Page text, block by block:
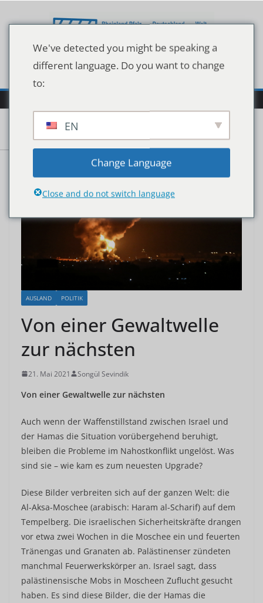
Inhalt
AUSLAND POLITIK
Von einer Gewaltwelle
zur nächsten
21. Mai 2021 Songül Sevindik
Von einer Gewaltwelle zur nächsten
Auch wenn der Waffenstillstand zwischen Israel und
der Hamas die Situation vorübergehend beruhigt,
bleiben die Probleme im Nahostkonflikt ungelöst. Was
sind sie – wie kam es zum neuesten Upgrade?
Diese Bilder verbreiten sich auf der ganzen Welt: die
Al-Aksa-Moschee (arabisch: Haram al-Scharif) auf dem
Tempelberg. Die israelischen Sicherheitskräfte drangen
vor etwa zwei Wochen in die Moschee ein und feuerten
Tränengas und Granaten ab. Palästinenser zündeten
manchmal Feuerwerkskörper an. Israel sagt, dass
palästinensische Mobs in Moscheen Zuflucht gesucht
haben. Es sind diese Bilder, die der Hamas die
We've detected you might be speaking a
different language. Do you want to change
to:
EN
Change Language
Close and do not switch language